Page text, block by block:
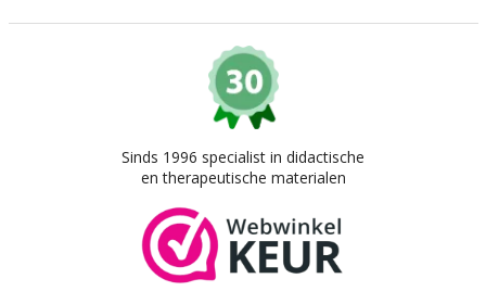
Sinds 1996 specialist in didactische
en therapeutische materialen